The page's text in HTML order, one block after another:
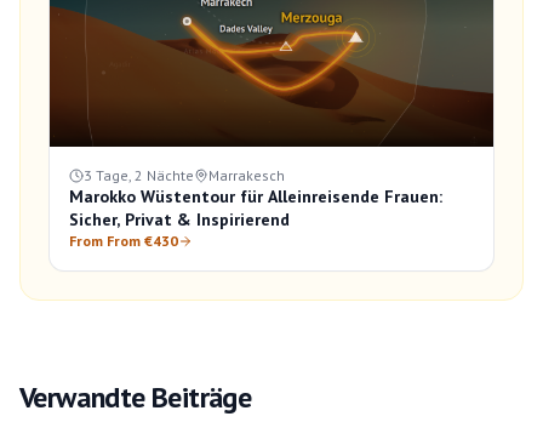
3 Tage, 2 Nächte Marrakesch
Marokko Wüstentour für Alleinreisende Frauen:
Sicher, Privat & Inspirierend
From From €430
Verwandte Beiträge